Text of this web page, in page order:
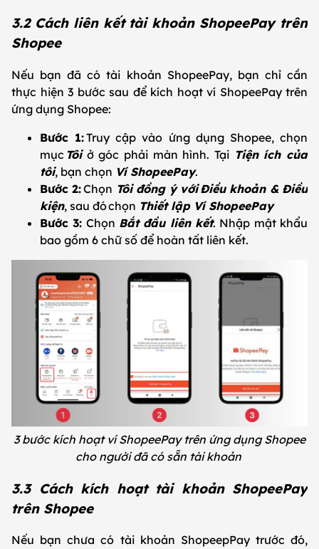
3.2 Cách liên kết tài khoản ShopeePay trên
Shopee
Nếu bạn đã có tài khoản ShopeePay, bạn chỉ cần
thực hiện 3 bước sau để kích hoạt ví ShopeePay trên
ứng dụng Shopee:
Bước 1:Truy cập vào ứng dụng Shopee, chọn
mục Tôiở góc phải màn hình. Tại Tiện ích của
tôi, bạn chọn Ví ShopeePay.
Bước 2:Chọn Tôi đồng ý với Điều khoản & Điều
kiện, sau đó chọn Thiết lập Ví ShopeePay
Bước 3: Chọn Bắt đầu liên kết. Nhập mật khẩu
bao gồm 6 chữ số để hoàn tất liên kết.
3 bước kích hoạt ví ShopeePay trên ứng dụng Shopee
cho người đã có sẵn tài khoản
3.3 Cách kích hoạt tài khoản ShopeePay
trên Shopee
Nếu bạn chưa có tài khoản ShopeepPay trước đó,